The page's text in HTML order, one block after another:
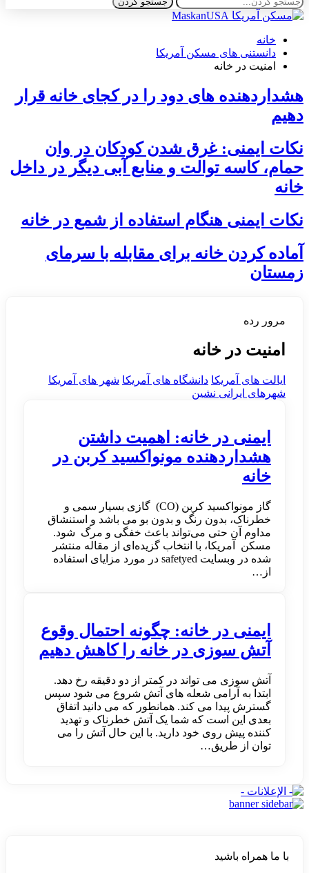
خانه
دانستنی های مسکن آمریکا
امنیت در خانه
هشداردهنده های دود را در کجای خانه قرار
دهیم
نکات ایمنی: غرق شدن کودکان در وان
حمام، کاسه توالت و منابع آبی دیگر در داخل
خانه
نکات ایمنی هنگام استفاده از شمع در خانه
آماده کردن خانه برای مقابله با سرمای
زمستان
مرور رده
امنیت در خانه
ایالت های آمریکا دانشگاه های آمریکا شهر های آمریکا
َشهرهای ایرانی نشین
ایمنی در خانه: اهمیت داشتن
هشداردهنده مونواکسید کربن در
خانه
گاز مونواکسید کربن (CO) گازی بسیار سمی و
خطرناک، بدون رنگ و بدون بو می باشد و استنشاق
مداوم آن حتی می‌تواند باعث خفگی و مرگ شود.
مسکن آمریکا، با انتخاب گزیده‌ای از مقاله منتشر
شده در وبسایت safetyed در مورد مزایای استفاده
از…
ایمنی در خانه: چگونه احتمال وقوع
آتش سوزی در خانه را کاهش دهیم
آتش سوزی می تواند در کمتر از دو دقیقه رخ دهد.
ابتدا به آرامی شعله های آتش شروع می شود سپس
گسترش پیدا می کند. همانطور که می دانید اتفاق
بعدی این است که شما یک آتش خطرناک و تهدید
کننده پیش روی خود دارید. با این حال آتش را می
توان از طریق…
با ما همراه باشید